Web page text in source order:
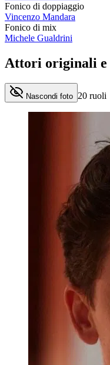
Fonico di doppiaggio
Vincenzo Mandara
Fonico di mix
Michele Gualdrini
Attori originali e
Nascondi foto 20 ruoli